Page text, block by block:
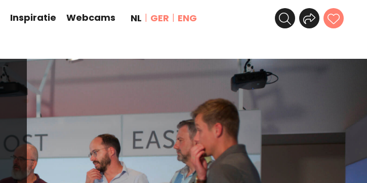
Inspiratie Webcams NL GER ENG